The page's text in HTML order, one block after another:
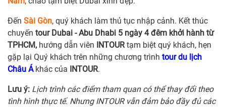
Đến Sài Gòn, quý khách làm thủ tục nhập cảnh. Kết thúc
chuyến tour Dubai - Abu Dhabi 5 ngày 4 đêm khởi hành từ
TPHCM, hướng dẫn viên INTOURtạm biệt quý khách, hẹn
gặp lại Quý khách trên những chương trình tour du lịch
Châu Ákhác của INTOUR.
Lưu ý: Lịch trình các điểm tham quan có thể thay đổi theo
tình hình thực tế. Nhưng INTOUR vẫn đảm bảo đầy đủ các